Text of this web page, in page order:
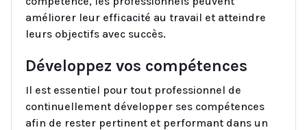
améliorer leur efficacité au travail et atteindre
leurs objectifs avec succès.
Développez vos compétences
Il est essentiel pour tout professionnel de
continuellement développer ses compétences
afin de rester pertinent et performant dans un